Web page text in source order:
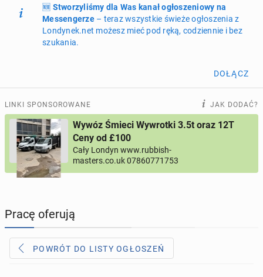
Dodaj ogłoszenie Moje ogłoszenia
Oferta i cennik ogłoszeń
ogłoszeń online
PROFILE KANDYDATÓW 313profili online
USŁUGI 169
KUPIĘ & SPRZEDAM
TOWARZYSKIE
🆕 Stworzyliśmy dla Was kanał ogłoszeniowy na
Messengerze– teraz wszystkie świeże ogłoszenia z
Londynek.net możesz mieć pod ręką, codziennie i bez
szukania.
DOŁĄCZ
LINKI SPONSOROWANE JAK DODAĆ?
Wywóz Śmieci Wywrotki 3.5t oraz 12T
Ceny od £100
Cały Londyn www.rubbish-
masters.co.uk 07860771753
Pracę oferują
POWRÓT DO LISTY OGŁOSZEŃ